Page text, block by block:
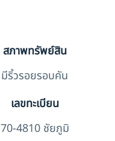
สภาพทรัพย์สิน
มีริ้วรอยรอบคัน
เลขทะเบียน
70-4810 ชัยภูมิ